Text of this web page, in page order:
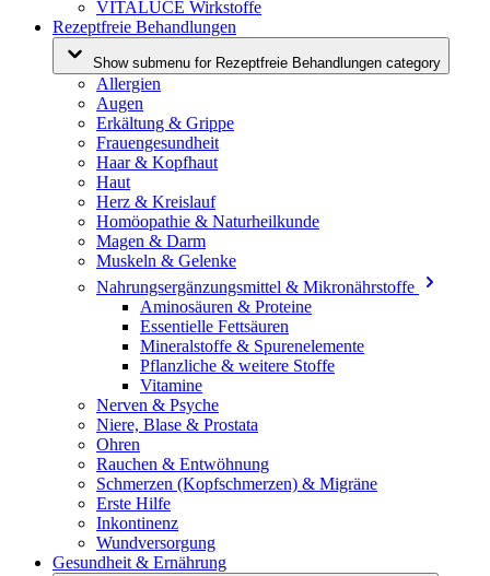
VITALUCE Wirkstoffe
Rezeptfreie Behandlungen
Show submenu for Rezeptfreie Behandlungen category
Allergien
Augen
Erkältung & Grippe
Frauengesundheit
Haar & Kopfhaut
Haut
Herz & Kreislauf
Homöopathie & Naturheilkunde
Magen & Darm
Muskeln & Gelenke
Nahrungsergänzungsmittel & Mikronährstoffe
Aminosäuren & Proteine
Essentielle Fettsäuren
Mineralstoffe & Spurenelemente
Pflanzliche & weitere Stoffe
Vitamine
Nerven & Psyche
Niere, Blase & Prostata
Ohren
Rauchen & Entwöhnung
Schmerzen (Kopfschmerzen) & Migräne
Erste Hilfe
Inkontinenz
Wundversorgung
Gesundheit & Ernährung